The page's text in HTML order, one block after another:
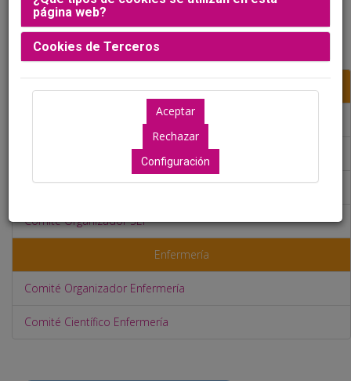
página web?
Cookies de Terceros
Configuración
Comité Científico SEF
Comité Organizador SEF
Enfermería
Comité Organizador Enfermería
Comité Científico Enfermería